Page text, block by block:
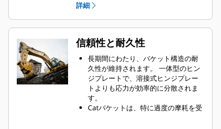
スの拡大により、バケット下部の引
きずり防止と、メンテナンスコスト
の低減を実現します。
掘削中は燃料消費が最大になりま
す。 資材のスピーディな切断が可能
なCatバケットで、お客様の車両の全
体的な作業効率が向上します。
短時間でより多くの資材の積載が可
能です。 バケットの形状とサイドバ
ーにより、積載時には最大限の資材
をバケットに保持できます。
詳細
信頼性と耐久性
長期間にわたり、バケット構造の耐
久性が維持されます。 一体型のヒン
ジプレートで、溶接式ヒンジプレー
トよりも応力が効率的に分散されま
す。
Catバケットは、特に過度の摩耗を受